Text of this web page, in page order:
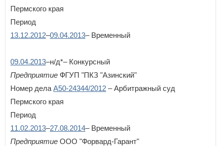
Пермского края
Период
13.12.2012–09.04.2013– Временный
09.04.2013–н/д*– Конкурсный
Предприятие ФГУП "ПКЗ "Азинский"
Номер дела А50-24344/2012 – Арбитражный суд
Пермского края
Период
11.02.2013–27.08.2014– Временный
Предприятие ООО "Форвард-Гарант"